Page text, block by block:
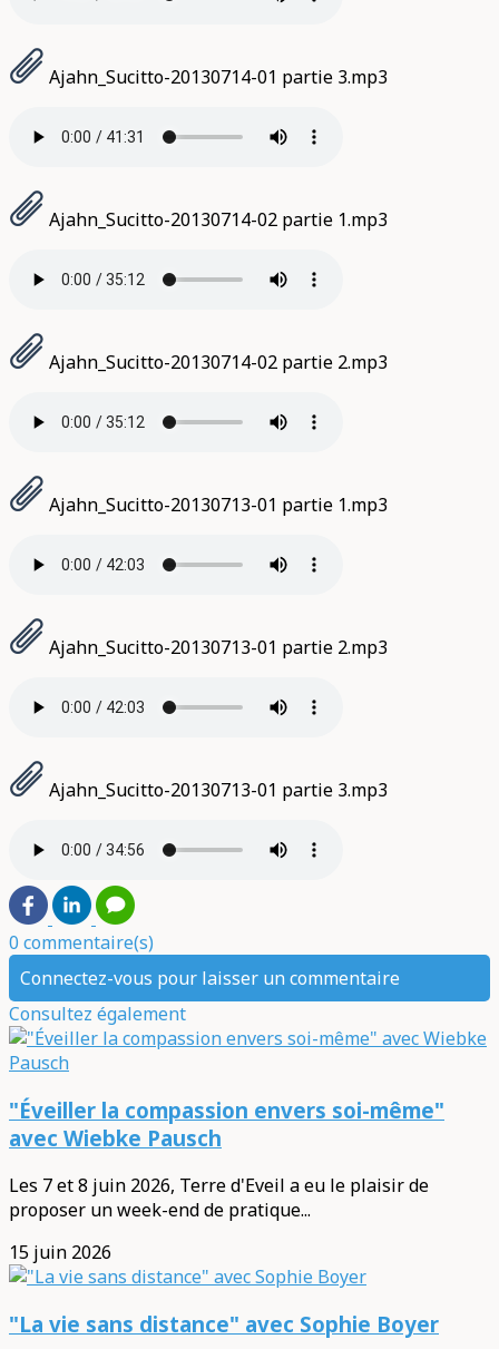
Ajahn_Sucitto-20130714-01 partie 3.mp3
Ajahn_Sucitto-20130714-02 partie 1.mp3
Ajahn_Sucitto-20130714-02 partie 2.mp3
Ajahn_Sucitto-20130713-01 partie 1.mp3
Ajahn_Sucitto-20130713-01 partie 2.mp3
Ajahn_Sucitto-20130713-01 partie 3.mp3
0 commentaire(s)
Connectez-vous pour laisser un commentaire
Consultez également
"Éveiller la compassion envers soi-même"
avec Wiebke Pausch
Les 7 et 8 juin 2026, Terre d'Eveil a eu le plaisir de
proposer un week-end de pratique...
15 juin 2026
"La vie sans distance" avec Sophie Boyer